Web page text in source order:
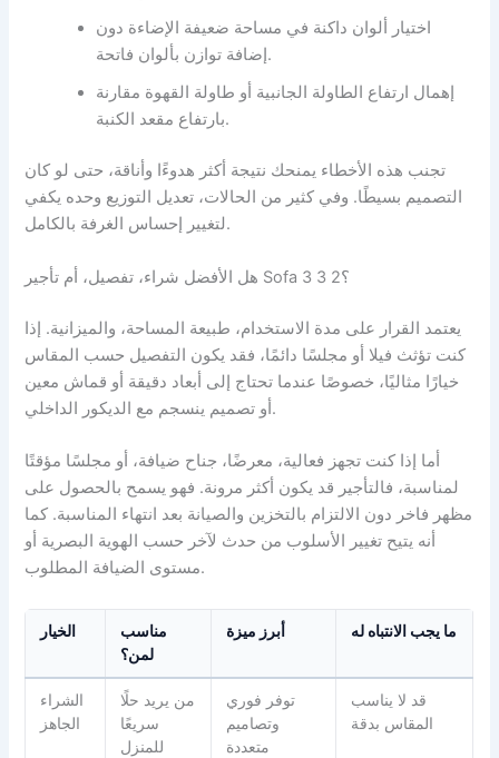
اختيار ألوان داكنة في مساحة ضعيفة الإضاءة دون
إضافة توازن بألوان فاتحة.
إهمال ارتفاع الطاولة الجانبية أو طاولة القهوة مقارنة
بارتفاع مقعد الكنبة.
تجنب هذه الأخطاء يمنحك نتيجة أكثر هدوءًا وأناقة، حتى لو كان
التصميم بسيطًا. وفي كثير من الحالات، تعديل التوزيع وحده يكفي
لتغيير إحساس الغرفة بالكامل.
هل الأفضل شراء، تفصيل، أم تأجير Sofa 3 3 2؟
يعتمد القرار على مدة الاستخدام، طبيعة المساحة، والميزانية. إذا
كنت تؤثث فيلا أو مجلسًا دائمًا، فقد يكون التفصيل حسب المقاس
خيارًا مثاليًا، خصوصًا عندما تحتاج إلى أبعاد دقيقة أو قماش معين
أو تصميم ينسجم مع الديكور الداخلي.
أما إذا كنت تجهز فعالية، معرضًا، جناح ضيافة، أو مجلسًا مؤقتًا
لمناسبة، فالتأجير قد يكون أكثر مرونة. فهو يسمح بالحصول على
مظهر فاخر دون الالتزام بالتخزين والصيانة بعد انتهاء المناسبة. كما
أنه يتيح تغيير الأسلوب من حدث لآخر حسب الهوية البصرية أو
مستوى الضيافة المطلوب.
الخيار
مناسب
لمن؟
أبرز ميزة ما يجب الانتباه له
الشراء
الجاهز
من يريد حلًا
سريعًا
للمنزل
توفر فوري
وتصاميم
متعددة
قد لا يناسب
المقاس بدقة